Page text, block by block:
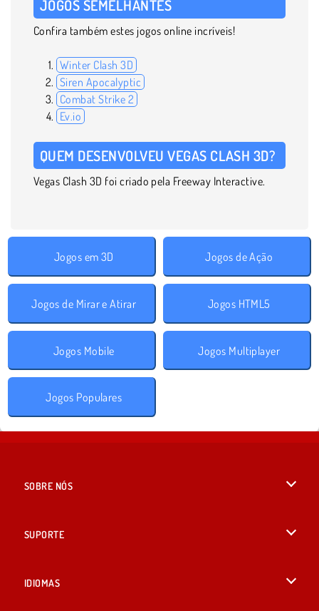
JOGOS SEMELHANTES
Confira também estes jogos online incríveis!
Winter Clash 3D
Siren Apocalyptic
Combat Strike 2
Ev.io
QUEM DESENVOLVEU VEGAS CLASH 3D?
Vegas Clash 3D foi criado pela Freeway Interactive.
Jogos em 3D Jogos de Ação
Jogos de Mirar e Atirar Jogos HTML5
Jogos Mobile Jogos Multiplayer
Jogos Populares
SOBRE NÓS
SUPORTE
IDIOMAS